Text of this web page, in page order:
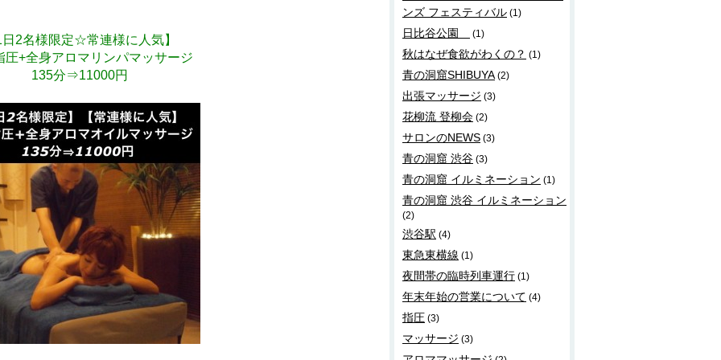
2名様限定☆常連様に人気】
圧+全身アロマリンパマッサージ
135分⇒11000円
ンズ フェスティバル (1)
日比谷公園 (1)
秋はなぜ食欲がわくの？ (1)
青の洞窟SHIBUYA(2)
出張マッサージ (3)
花柳流 登柳会 (2)
サロンのNEWS (3)
青の洞窟 渋谷 (3)
青の洞窟 イルミネーション (1)
青の洞窟 渋谷 イルミネーション
(2)
渋谷駅 (4)
東急東横線 (1)
夜間帯の臨時列車運行 (1)
年末年始の営業について (4)
指圧 (3)
マッサージ (3)